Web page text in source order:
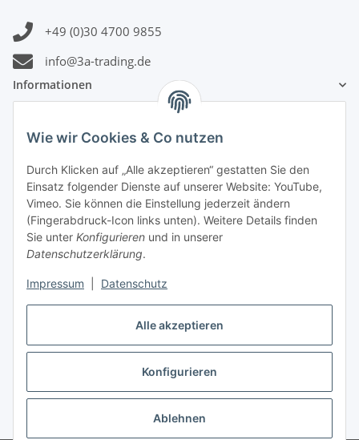
Alle akzeptieren
Konfigurieren
Ablehnen
Wie wir Cookies & Co nutzen
Durch Klicken auf „Alle akzeptieren“ gestatten Sie den
Einsatz folgender Dienste auf unserer Website: YouTube,
Vimeo. Sie können die Einstellung jederzeit ändern
(Fingerabdruck-Icon links unten). Weitere Details finden
Sie unter Konfigurieren und in unserer
Datenschutzerklärung.
Impressum Datenschutz
+49 (0)30 4700 9855
info@3a-trading.de
Informationen
Gesetzliche Informationen
Zahlungsinformationen
Versandinformationen
Vertrag widerrufen
* Alle Preise inkl. gesetzlicher USt., zzgl.Versand